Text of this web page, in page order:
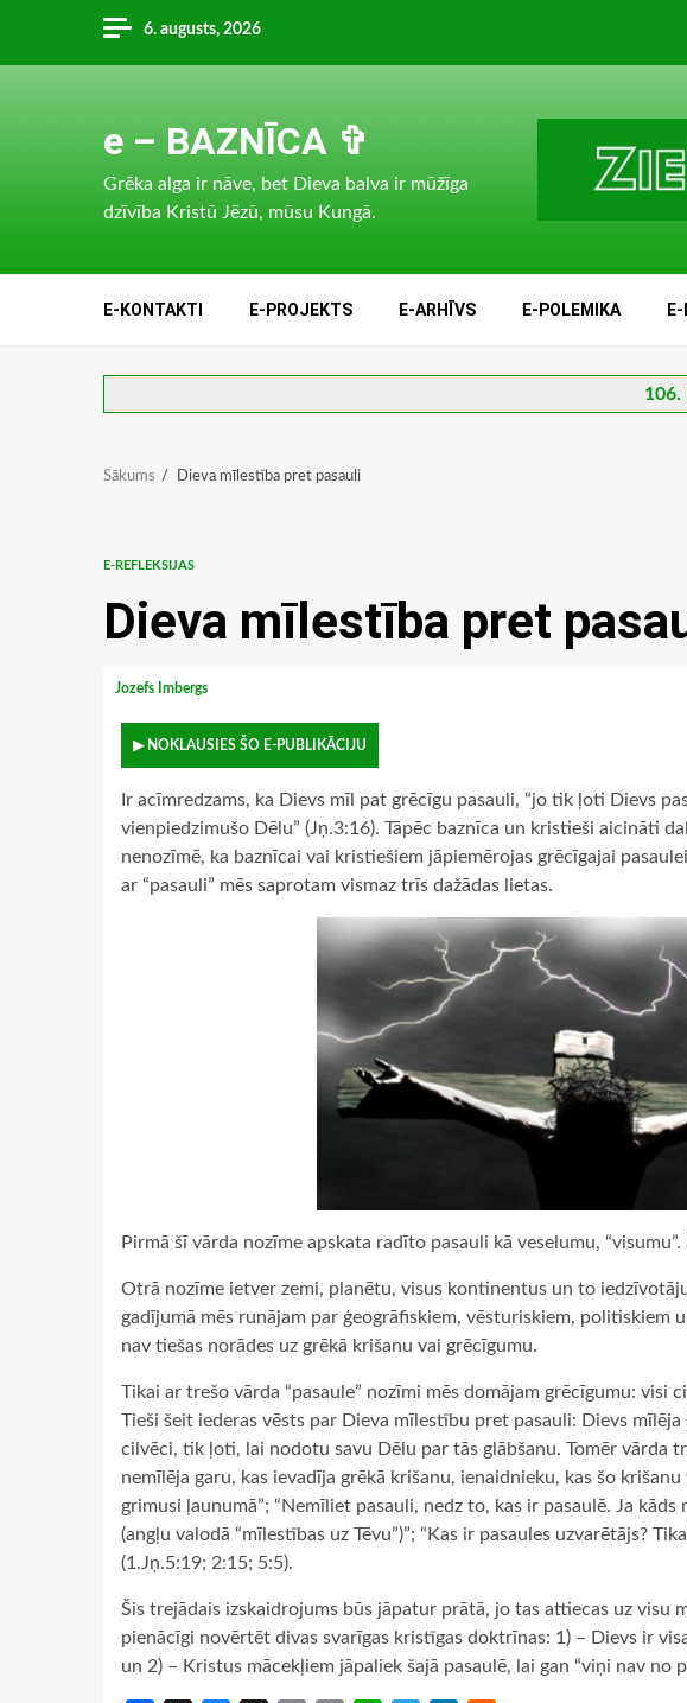
content
6. augusts, 2026
e – BAZNĪCA ✞
Grēka alga ir nāve, bet Dieva balva ir mūžīga
dzīvība Kristū Jēzū, mūsu Kungā.
E-KONTAKTI E-PROJEKTS E-ARHĪVS E-POLEMIKA
106.
Sākums Dieva mīlestība pret pasauli
E-REFLEKSIJAS
Dieva mīlestība pret
Jozefs Imbergs
▶ NOKLAUSIES ŠO E-PUBLIKĀCIJU
Ir acīmredzams, ka Dievs mīl pat grēcīgu pasauli, “jo tik ļoti Dievs
vienpiedzimušo Dēlu” (Jņ.3:16). Tāpēc baznīca un kristieši aicināti
nenozīmē, ka baznīcai vai kristiešiem jāpiemērojas grēcīgajai
ar “pasauli” mēs saprotam vismaz trīs dažādas lietas.
Pirmā šī vārda nozīme apskata radīto pasauli kā veselumu,
Otrā nozīme ietver zemi, planētu, visus kontinentus un to
gadījumā mēs runājam par ģeogrāfiskiem, vēsturiskiem, politiskiem
nav tiešas norādes uz grēkā krišanu vai grēcīgumu.
Tikai ar trešo vārda “pasaule” nozīmi mēs domājam grēcīgumu: visi
Tieši šeit iederas vēsts par Dieva mīlestību pret pasauli: Dievs
cilvēci, tik ļoti, lai nodotu savu Dēlu par tās glābšanu. Tomēr vārda
nemīlēja garu, kas ievadīja grēkā krišanu, ienaidnieku, kas šo krišanu
grimusi ļaunumā”; “Nemīliet pasauli, nedz to, kas ir pasaulē. Ja
(angļu valodā “mīlestības uz Tēvu”)”; “Kas ir pasaules uzvarētājs?
(1.Jņ.5:19; 2:15; 5:5).
Šis trejādais izskaidrojums būs jāpatur prātā, jo tas attiecas uz visu
pienācīgi novērtēt divas svarīgas kristīgas doktrīnas: 1) – Dievs ir
un 2) – Kristus mācekļiem jāpaliek šajā pasaulē, lai gan “viņi nav no